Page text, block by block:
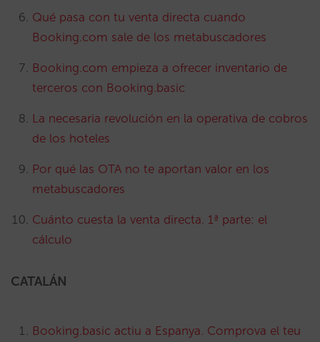
Qué pasa con tu venta directa cuando
Booking.com sale de los metabuscadores
Booking.com empieza a ofrecer inventario de
terceros con Booking.basic
La necesaria revolución en la operativa de cobros
de los hoteles
Por qué las OTA no te aportan valor en los
metabuscadores
Cuánto cuesta la venta directa. 1ª parte: el
cálculo
CATALÁN
Booking.basic actiu a Espanya. Comprova el teu